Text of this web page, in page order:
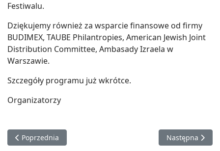
Festiwalu.
Dziękujemy również za wsparcie finansowe od firmy
BUDIMEX, TAUBE Philantropies, American Jewish Joint
Distribution Committee, Ambasady Izraela w
Warszawie.
Szczegóły programu już wkrótce.
Organizatorzy
Poprzednia strona: „Codzienność Żydów gdańskich przed
Poprzednia Następna
Następna